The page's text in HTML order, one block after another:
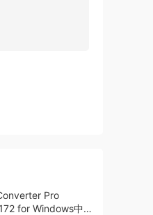
Pro
for Windows中